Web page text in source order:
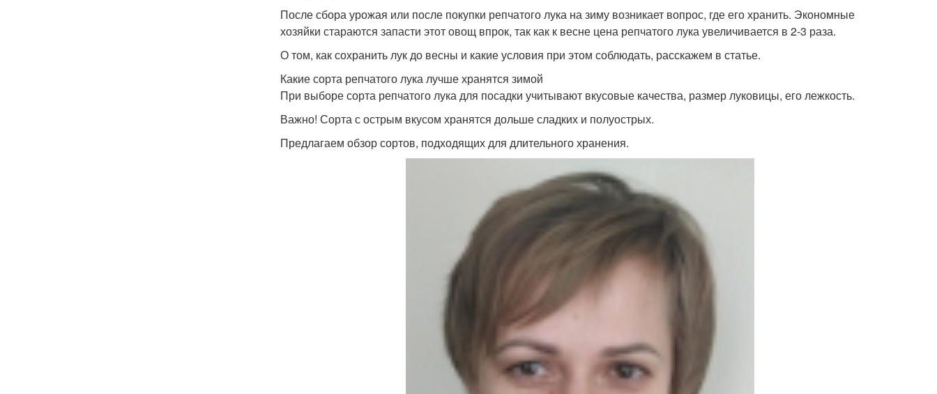
После сбора урожая или после покупки репчатого лука на зиму возникает вопрос, где его хранить. Экономные
хозяйки стараются запасти этот овощ впрок, так как к весне цена репчатого лука увеличивается в 2-3 раза.
О том, как сохранить лук до весны и какие условия при этом соблюдать, расскажем в статье.
Какие сорта репчатого лука лучше хранятся зимой
При выборе сорта репчатого лука для посадки учитывают вкусовые качества, размер луковицы, его лежкость.
Важно! Сорта с острым вкусом хранятся дольше сладких и полуострых.
Предлагаем обзор сортов, подходящих для длительного хранения.